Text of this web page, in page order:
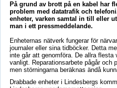
På grund av brott på en kabel har
problem med datatrafik och
enheter, varken samtal in till eller
man i ett pressmeddelande.
Enheternas nätverk fungerar för
journaler eller sina tidböcker. Detta
inte går att genomföra. De allra
vanligt. Reparationsarbete pågår och
men störningarna beräknas ändå
Drabbade enheter i Lindesbergs